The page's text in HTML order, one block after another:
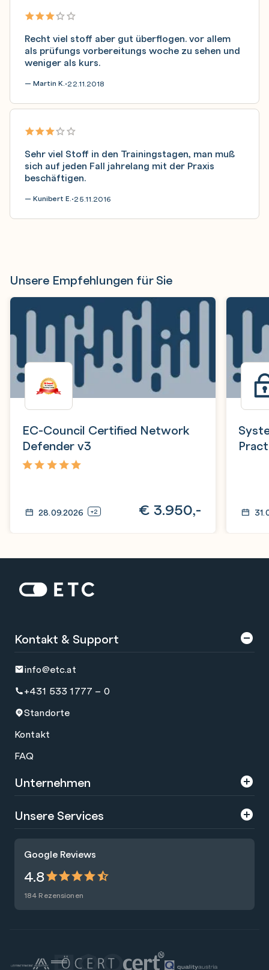
Recht viel stoff aber gut überflogen. vor allem
als prüfungs vorbereitungs woche zu sehen und
weniger als kurs.
— Martin K.•22.11.2018
Sehr viel Stoff in den Trainingstagen, man muß
sich auf jeden Fall jahrelang mit der Praxis
beschäftigen.
— Kunibert E.•25.11.2016
Unsere Empfehlungen für Sie
EC-Council Certified Network
Defender v3
28.09.2026 +2 € 3.950,-
Startseite: ETC
Google Reviews
4.8
184 Rezensionen
Kontakt & Support
info@etc.at
+431 533 1777 – 0
Standorte
Kontakt
FAQ
Unternehmen
Über uns
Presse
Nachhaltigkeit
Blog
Unsere Services
Zertifizierungen
Raummiete